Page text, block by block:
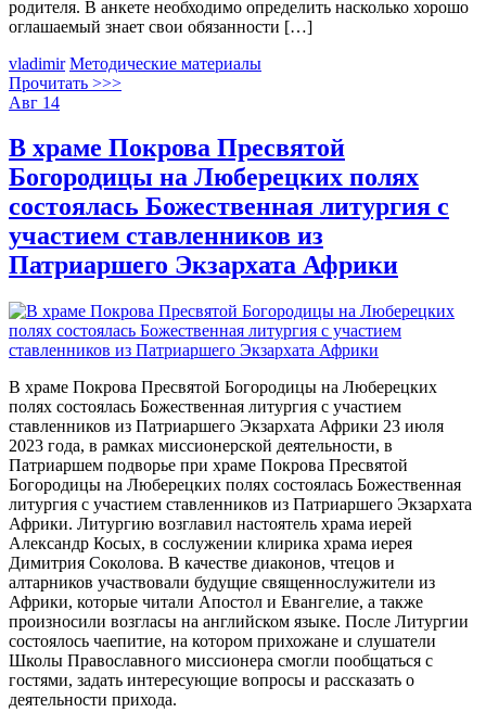
родителя. В анкете необходимо определить насколько хорошо
оглашаемый знает свои обязанности […]
vladimir Методические материалы
Прочитать >>>
Авг 14
В храме Покрова Пресвятой
Богородицы на Люберецких полях
состоялась Божественная литургия с
участием ставленников из
Патриаршего Экзархата Африки
В храме Покрова Пресвятой Богородицы на Люберецких
полях состоялась Божественная литургия с участием
ставленников из Патриаршего Экзархата Африки 23 июля
2023 года, в рамках миссионерской деятельности, в
Патриаршем подворье при храме Покрова Пресвятой
Богородицы на Люберецких полях состоялась Божественная
литургия с участием ставленников из Патриаршего Экзархата
Африки. Литургию возглавил настоятель храма иерей
Александр Косых, в сослужении клирика храма иерея
Димитрия Соколова. В качестве диаконов, чтецов и
алтарников участвовали будущие священнослужители из
Африки, которые читали Апостол и Евангелие, а также
произносили возгласы на английском языке. После Литургии
состоялось чаепитие, на котором прихожане и слушатели
Школы Православного миссионера смогли пообщаться с
гостями, задать интересующие вопросы и рассказать о
деятельности прихода.